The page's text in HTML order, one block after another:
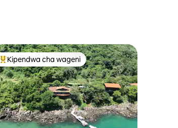
Kipendwa maarufu cha wageni
Kipendwa cha wageni